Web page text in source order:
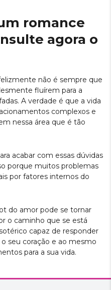
romance
agora o
não é sempre que
fluírem para a
A verdade é que a vida
complexos e
nessa área que é tão
acabar com essas dúvidas
porque muitos problemas
por fatores internos do
do amor pode se tornar
o caminho que se está
capaz de responder
seu coração e ao mesmo
para a sua vida.